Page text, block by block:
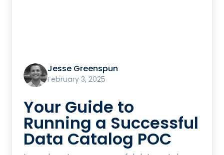
Jesse Greenspun
February 3, 2025
Your Guide to
Running a Successful
Data Catalog POC